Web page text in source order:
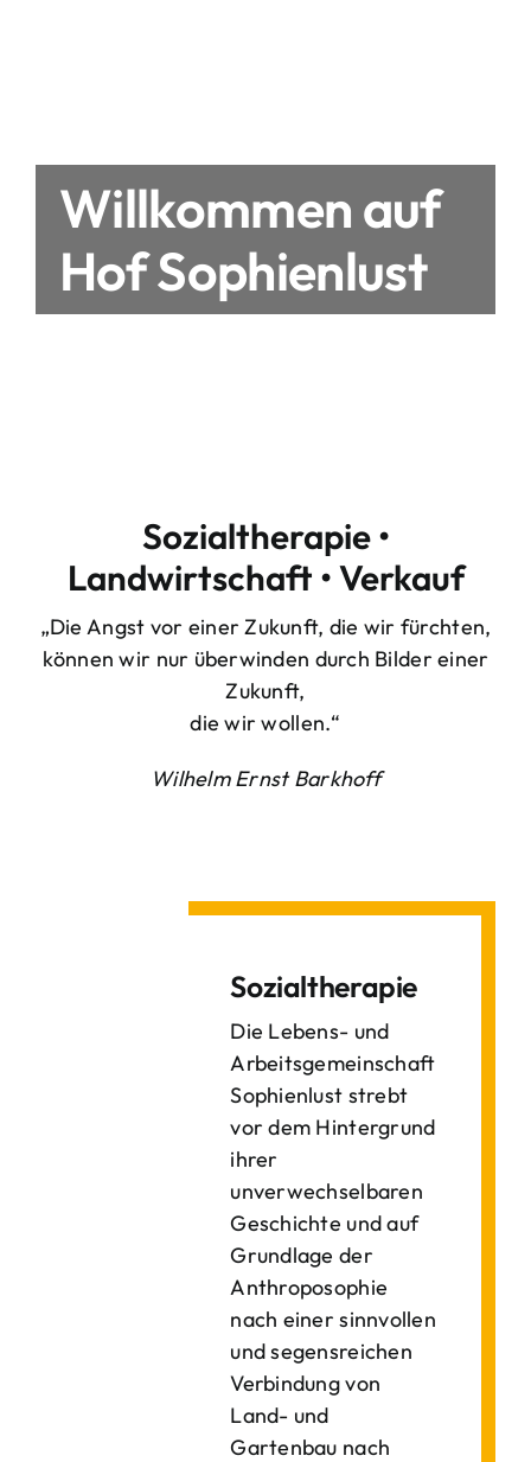
Willkommen auf
Hof Sophienlust
Sozialtherapie •
Landwirtschaft • Verkauf
„Die Angst vor einer Zukunft, die wir fürchten,
können wir nur überwinden durch Bilder einer
Zukunft,
die wir wollen.“
Wilhelm Ernst Barkhoff
Sozialtherapie
Die Lebens- und
Arbeitsgemeinschaft
Sophienlust strebt
vor dem Hintergrund
ihrer
unverwechselbaren
Geschichte und auf
Grundlage der
Anthroposophie
nach einer sinnvollen
und segensreichen
Verbindung von
Land- und
Gartenbau nach